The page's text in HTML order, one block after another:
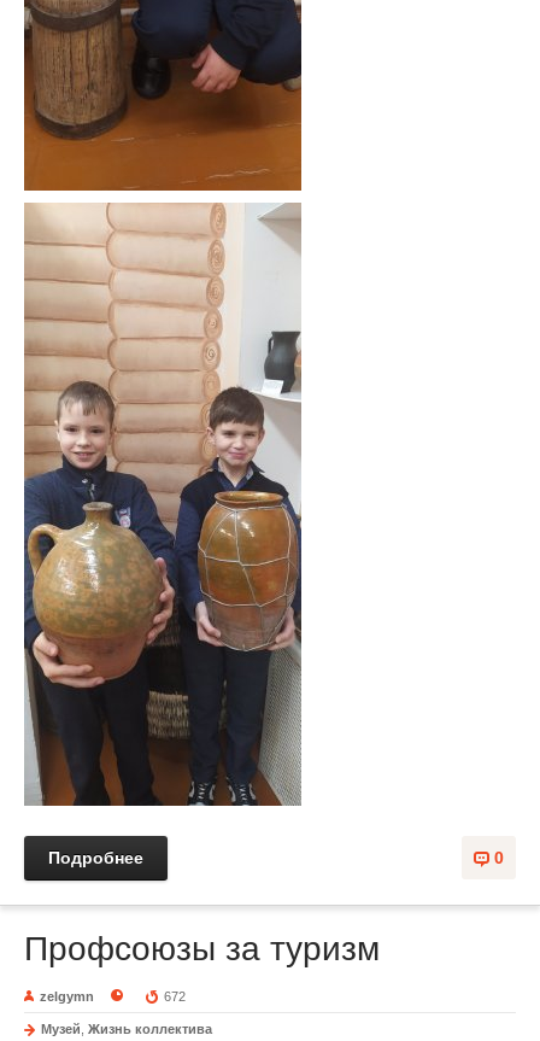
0
Подробнее
Профсоюзы за туризм
zelgymn 672
Музей Жизнь коллектива